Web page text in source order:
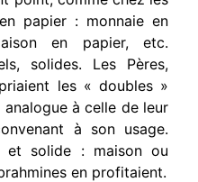
papier : monnaie en
en papier, etc.
solides. Les Pères,
les « doubles »
à celle de leur
à son usage.
et solide : maison ou
en profitaient.